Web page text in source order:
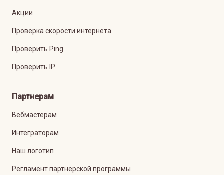
Акции
Проверка скорости интернета
Проверить Ping
Проверить IP
Партнерам
Вебмастерам
Интеграторам
Наш логотип
Регламент партнерской программы